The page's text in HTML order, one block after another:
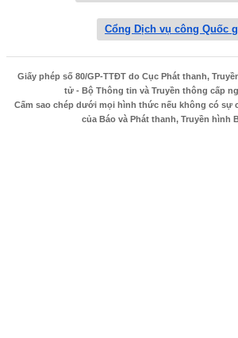
Cổng Dịch vụ công Quốc
Giấy phép số 80/GP-TTĐT do Cục Phát thanh,
tử - Bộ Thông tin và Truyền thông cấp
Cấm sao chép dưới mọi hình thức nếu không có sự
của Báo và Phát thanh, Truyền hình